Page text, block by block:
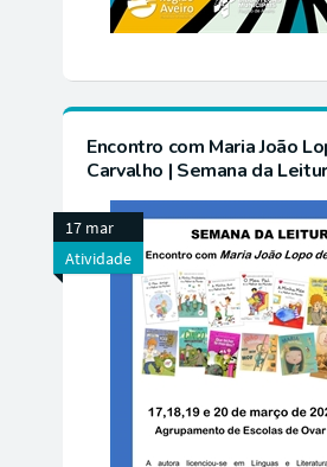
Encontro com Maria João
Carvalho | Semana da
17 mar
Atividade